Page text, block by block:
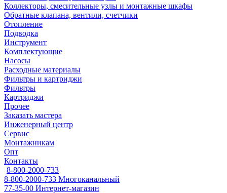
Коллекторы, смесительные узлы и монтажные шкафы
Обратные клапана, вентили, счетчики
Отопление
Подводка
Инструмент
Комплектующие
Насосы
Расходные материалы
Фильтры и картриджи
Фильтры
Картриджи
Прочее
Заказать мастера
Инженерный центр
Сервис
Монтажникам
Опт
Контакты
8-800-2000-733
8-800-2000-733 Многоканальный
77-35-00 Интернет-магазин